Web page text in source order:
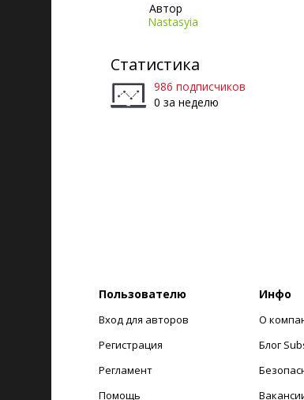
Автор
Nastasyia
Статистика
986 подписчиков
0 за неделю
Пользователю
Вход для авторов
Регистрация
Регламент
Помощь
Инфо
О
Блог